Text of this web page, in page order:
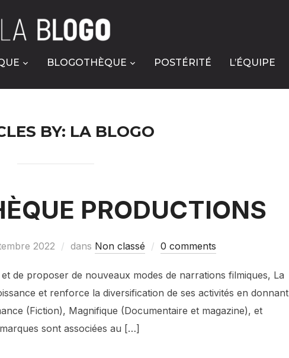
BLOGOTHÈQUE POSTÉRITÉ L’ÉQUIPE
BY: LA BLOGO
PRODUCTIONS
2022 dans Non classé 0 comments
de proposer de nouveaux modes de narrations filmiques, La
et renforce la diversification de ses activités en donnant
(Fiction), Magnifique (Documentaire et magazine), et
sont associées au […]